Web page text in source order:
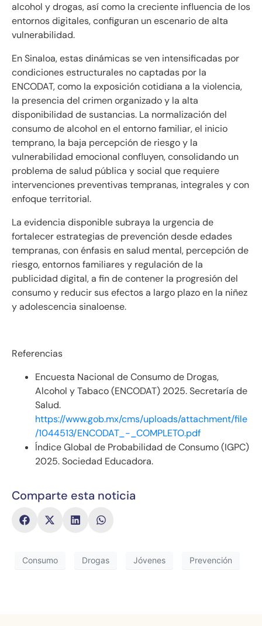
alcohol y drogas, así como la creciente influencia de los
entornos digitales, configuran un escenario de alta
vulnerabilidad.
En Sinaloa, estas dinámicas se ven intensificadas por
condiciones estructurales no captadas por la
ENCODAT, como la exposición cotidiana a la violencia,
la presencia del crimen organizado y la alta
disponibilidad de sustancias. La normalización del
consumo de alcohol en el entorno familiar, el inicio
temprano, la baja percepción de riesgo y la
vulnerabilidad emocional confluyen, consolidando un
problema de salud pública y social que requiere
intervenciones preventivas tempranas, integrales y con
enfoque territorial.
La evidencia disponible subraya la urgencia de
fortalecer estrategias de prevención desde edades
tempranas, con énfasis en salud mental, percepción de
riesgo, entornos familiares y regulación de la
publicidad digital, a fin de contener la progresión del
consumo y reducir sus efectos a largo plazo en la niñez
y adolescencia sinaloense.
Referencias
Encuesta Nacional de Consumo de Drogas,
Alcohol y Tabaco (ENCODAT) 2025. Secretaría de
Salud.
https://www.gob.mx/cms/uploads/attachment/file
/1044513/ENCODAT_-_COMPLETO.pdf
Índice Global de Probabilidad de Consumo (IGPC)
2025. Sociedad Educadora.
Comparte esta noticia
Consumo Drogas Jóvenes Prevención